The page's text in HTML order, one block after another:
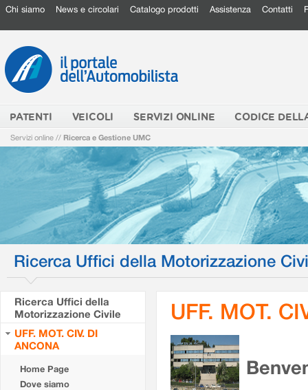
Chi siamo News e circolari Catalogo prodotti Assistenza Contatti
PATENTI VEICOLI SERVIZI ONLINE CODICE
Servizi online // Ricerca e Gestione UMC
Ricerca Uffici della Motorizzazione
Ricerca Uffici della
Motorizzazione Civile
UFF. MOT. CIV. DI
ANCONA
Home Page
Dove siamo
UFF. MOT.